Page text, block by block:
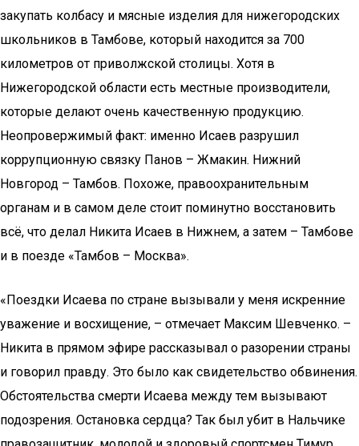
закупать колбасу и мясные изделия для нижегородских
школьников в Тамбове, который находится за 700
километров от приволжской столицы. Хотя в
Нижегородской области есть местные производители,
которые делают очень качественную продукцию.
Неопровержимый факт: именно Исаев разрушил
коррупционную связку Панов – Жмакин. Нижний
Новгород – Тамбов. Похоже, правоохранительным
органам и в самом деле стоит поминутно восстановить
всё, что делал Никита Исаев в Нижнем, а затем – Тамбове
и в поезде «Тамбов – Москва».
«Поездки Исаева по стране вызывали у меня искренние
уважение и восхищение, – отмечает Максим Шевченко. –
Никита в прямом эфире рассказывал о разорении страны
и говорил правду. Это было как свидетельство обвинения.
Обстоятельства смерти Исаева между тем вызывают
подозрения. Остановка сердца? Так был убит в Нальчике